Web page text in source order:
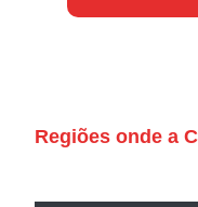
Regiões onde a